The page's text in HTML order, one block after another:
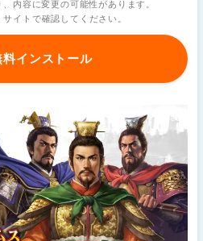
内容に変更の可能性があります。
イトで確認してください。
料インストール